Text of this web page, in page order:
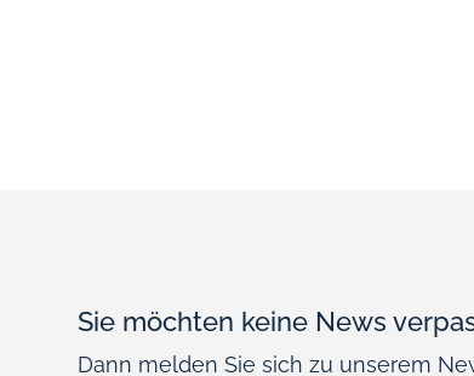
Sie möchten keine News
Dann melden Sie sich zu unserem